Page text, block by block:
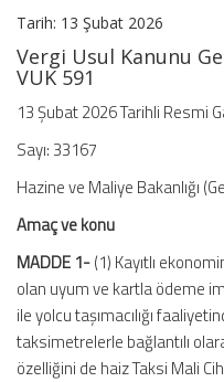
Tarih: 13 Şubat 2026
Vergi Usul Kanunu
VUK 591
13 Şubat 2026 Tarihli Resmi
Sayı: 33167
Hazine ve Maliye Bakanlığı
Amaç ve konu
MADDE 1-(1) Kayıtlı
olan uyum ve kartla ödeme
ile yolcu taşımacılığı
taksimetrelerle bağlantılı
özelliğini de haiz Taksi Mali